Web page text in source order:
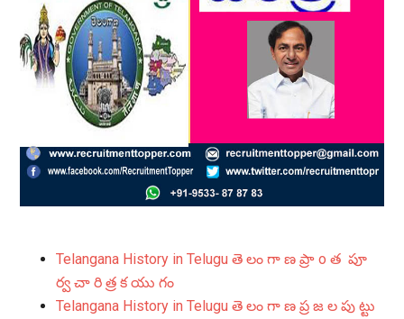
Telangana History in Telugu తె లం గా ణ ప్రా o త పూ
ర్వ చా రి త్ర క యు గం
Telangana History in Telugu తె లం గా ణ ప్ర జ ల పు ట్టు